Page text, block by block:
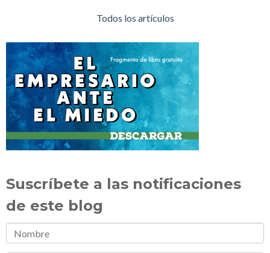
Todos los artículos
Suscríbete a las notificaciones
de este blog